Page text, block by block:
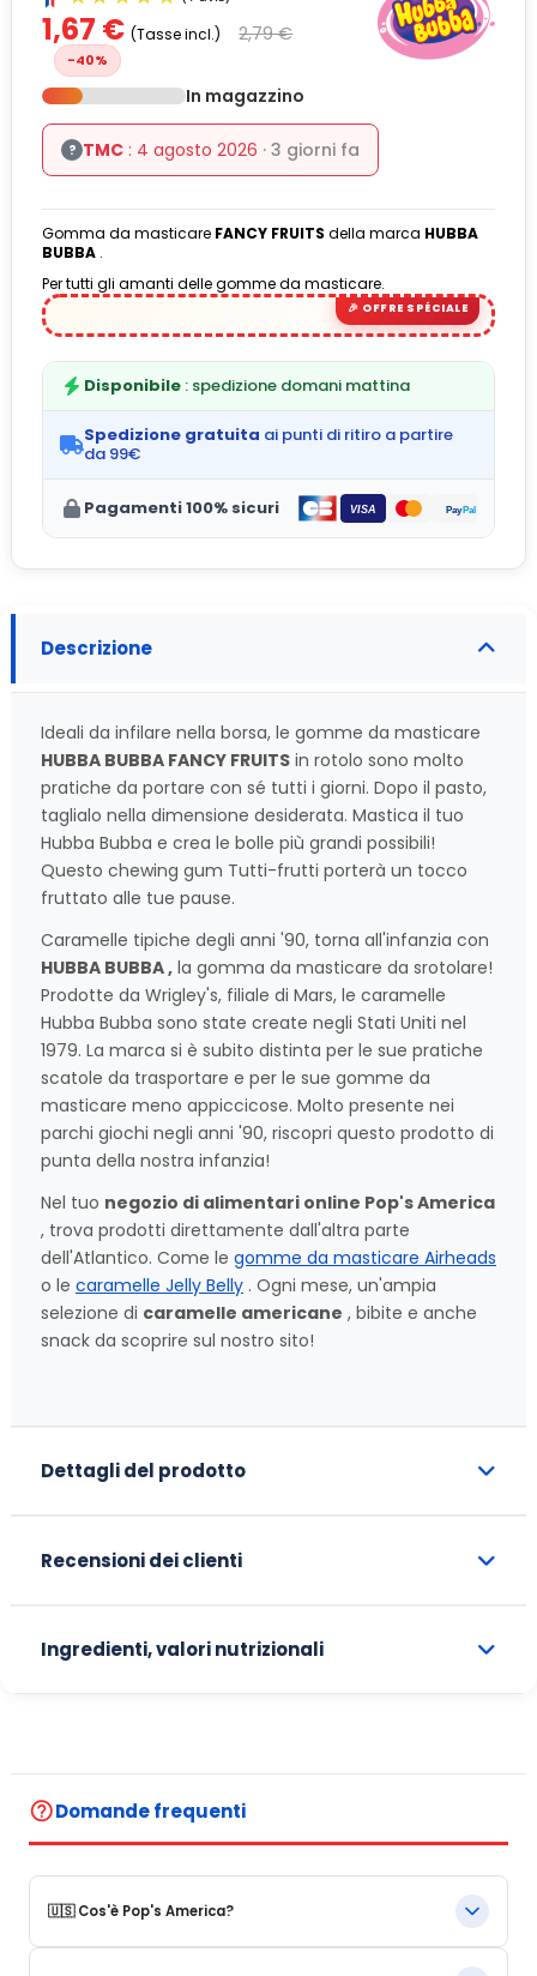
(1 avis)
1,67 € (Tasse incl.) 2,79 €
-40%
In magazzino
? TMC : 4 agosto 2026 · 3 giorni fa
Gomma da masticare FANCY FRUITS della marca HUBBA
BUBBA .
Per tutti gli amanti delle gomme da masticare.
Disponibile : spedizione domani mattina
Spedizione gratuita ai punti di ritiro a partire
da 99€
Pagamenti 100% sicuri
Descrizione
Ideali da infilare nella borsa, le gomme da masticare
HUBBA BUBBA FANCY FRUITS in rotolo sono molto
pratiche da portare con sé tutti i giorni. Dopo il pasto,
taglialo nella dimensione desiderata. Mastica il tuo
Hubba Bubba e crea le bolle più grandi possibili!
Questo chewing gum Tutti-frutti porterà un tocco
fruttato alle tue pause.
Caramelle tipiche degli anni '90, torna all'infanzia con
HUBBA BUBBA , la gomma da masticare da srotolare!
Prodotte da Wrigley's, filiale di Mars, le caramelle
Hubba Bubba sono state create negli Stati Uniti nel
1979. La marca si è subito distinta per le sue pratiche
scatole da trasportare e per le sue gomme da
masticare meno appiccicose. Molto presente nei
parchi giochi negli anni '90, riscopri questo prodotto di
punta della nostra infanzia!
Nel tuo negozio di alimentari online Pop's America
, trova prodotti direttamente dall'altra parte
dell'Atlantico. Come le gomme da masticare Airheads
o le caramelle Jelly Belly . Ogni mese, un'ampia
selezione di caramelle americane , bibite e anche
snack da scoprire sul nostro sito!
Dettagli del prodotto
Recensioni dei clienti
Ingredienti, valori nutrizionali
help_outlineDomande frequenti
🇺🇸 Cos'è Pop's America?